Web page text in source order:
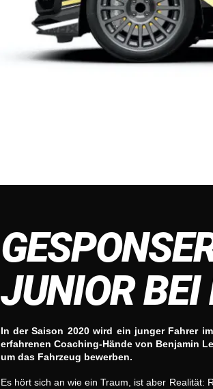
JUNIOR
In der Saison 2020 wird ein junger Fahrer
erfahrenen Coaching-Hände von Benjamin
um das Fahrzeug bewerben.
Es hört sich an wie ein Traum, ist aber Realität: